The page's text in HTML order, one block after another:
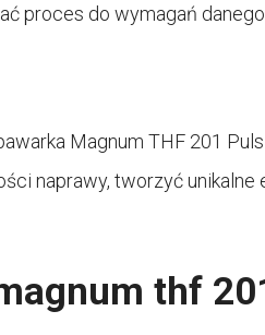
proces do wymagań danego
Magnum THF 201
naprawy, tworzyć
thf